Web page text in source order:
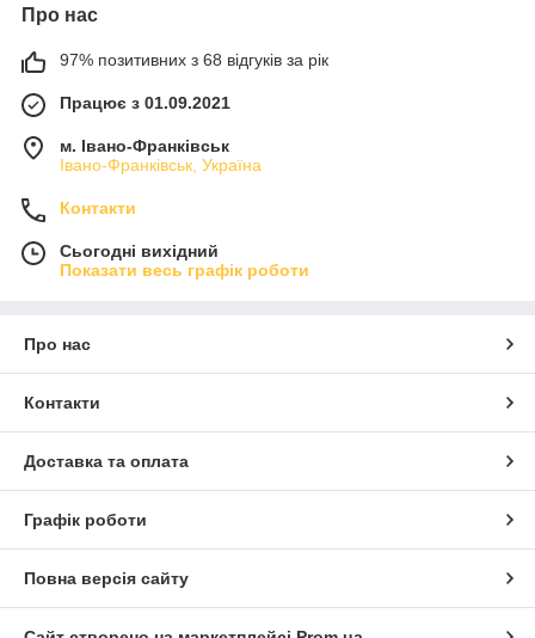
Про нас
97% позитивних з 68 відгуків за рік
Працює з 01.09.2021
м. Івано-Франківськ
Івано-Франківськ, Україна
Контакти
Сьогодні вихідний
Показати весь графік роботи
Про нас
Контакти
Доставка та оплата
Графік роботи
Повна версія сайту